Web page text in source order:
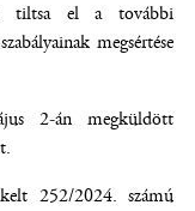
tiltsa el a további
megsértése
2-án megküldött
252/2024. számú